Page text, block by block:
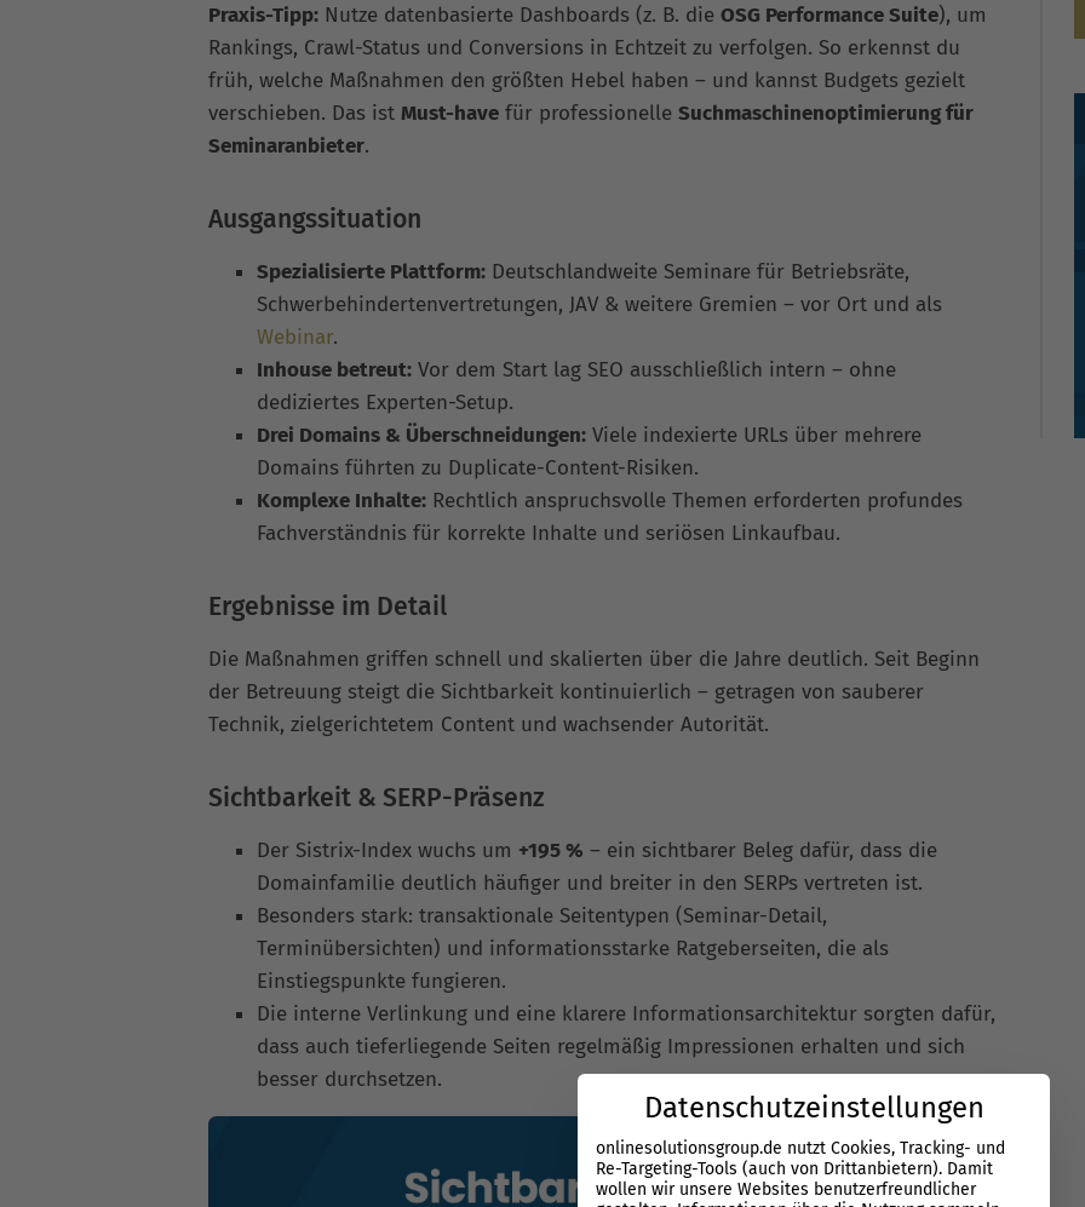
Praxis-Tipp: Nutze datenbasierte Dashboards (z. B. die OSG Performance Suite), um
Rankings, Crawl-Status und Conversions in Echtzeit zu verfolgen. So erkennst du
früh, welche Maßnahmen den größten Hebel haben – und kannst Budgets gezielt
verschieben. Das ist Must-have für professionelle Suchmaschinenoptimierung für
Seminaranbieter.
Ausgangssituation
Spezialisierte Plattform: Deutschlandweite Seminare für Betriebsräte,
Schwerbehindertenvertretungen, JAV & weitere Gremien – vor Ort und als
Webinar.
Inhouse betreut: Vor dem Start lag SEO ausschließlich intern – ohne
dediziertes Experten-Setup.
Drei Domains & Überschneidungen: Viele indexierte URLs über mehrere
Domains führten zu Duplicate-Content-Risiken.
Komplexe Inhalte: Rechtlich anspruchsvolle Themen erforderten profundes
Fachverständnis für korrekte Inhalte und seriösen Linkaufbau.
Ergebnisse im Detail
Die Maßnahmen griffen schnell und skalierten über die Jahre deutlich. Seit Beginn
der Betreuung steigt die Sichtbarkeit kontinuierlich – getragen von sauberer
Technik, zielgerichtetem Content und wachsender Autorität.
Sichtbarkeit & SERP-Präsenz
Der Sistrix-Index wuchs um +195 % – ein sichtbarer Beleg dafür, dass die
Domainfamilie deutlich häufiger und breiter in den SERPs vertreten ist.
Besonders stark: transaktionale Seitentypen (Seminar-Detail,
Terminübersichten) und informationsstarke Ratgeberseiten, die als
Einstiegspunkte fungieren.
Die interne Verlinkung und eine klarere Informationsarchitektur sorgten dafür,
dass auch tieferliegende Seiten regelmäßig Impressionen erhalten und sich
besser durchsetzen.
Datenschutzeinstellungen
onlinesolutionsgroup.de nutzt Cookies, Tracking- und
Re-Targeting-Tools (auch von Drittanbietern). Damit
wollen wir unsere Websites benutzerfreundlicher